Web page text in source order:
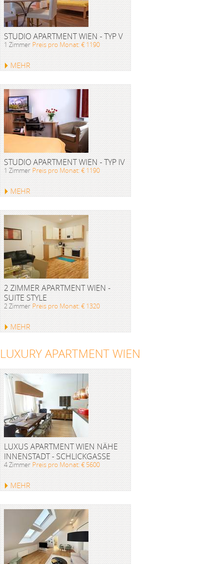
STUDIO APARTMENT WIEN - TYP V
1 Zimmer Preis pro Monat: € 1190
MEHR
STUDIO APARTMENT WIEN - TYP IV
1 Zimmer Preis pro Monat: € 1190
MEHR
2 ZIMMER APARTMENT WIEN -
SUITE STYLE
2 Zimmer Preis pro Monat: € 1320
MEHR
LUXURY APARTMENT WIEN
LUXUS APARTMENT WIEN NÄHE
INNENSTADT - SCHLICKGASSE
4 Zimmer Preis pro Monat: € 5600
MEHR